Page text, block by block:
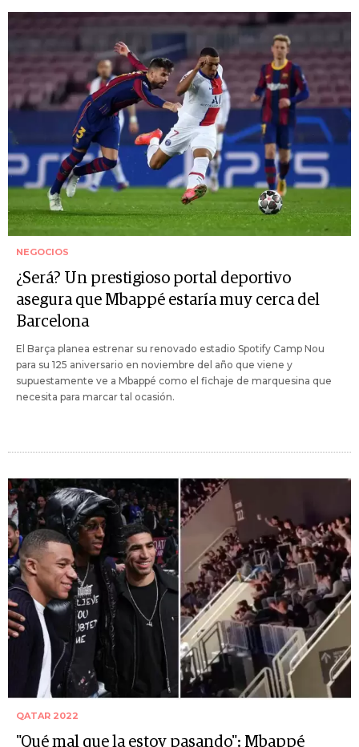
NEGOCIOS
¿Será? Un prestigioso portal deportivo
asegura que Mbappé estaría muy cerca del
Barcelona
El Barça planea estrenar su renovado estadio Spotify Camp Nou
para su 125 aniversario en noviembre del año que viene y
supuestamente ve a Mbappé como el fichaje de marquesina que
necesita para marcar tal ocasión.
QATAR 2022
"Qué mal que la estoy pasando": Mbappé